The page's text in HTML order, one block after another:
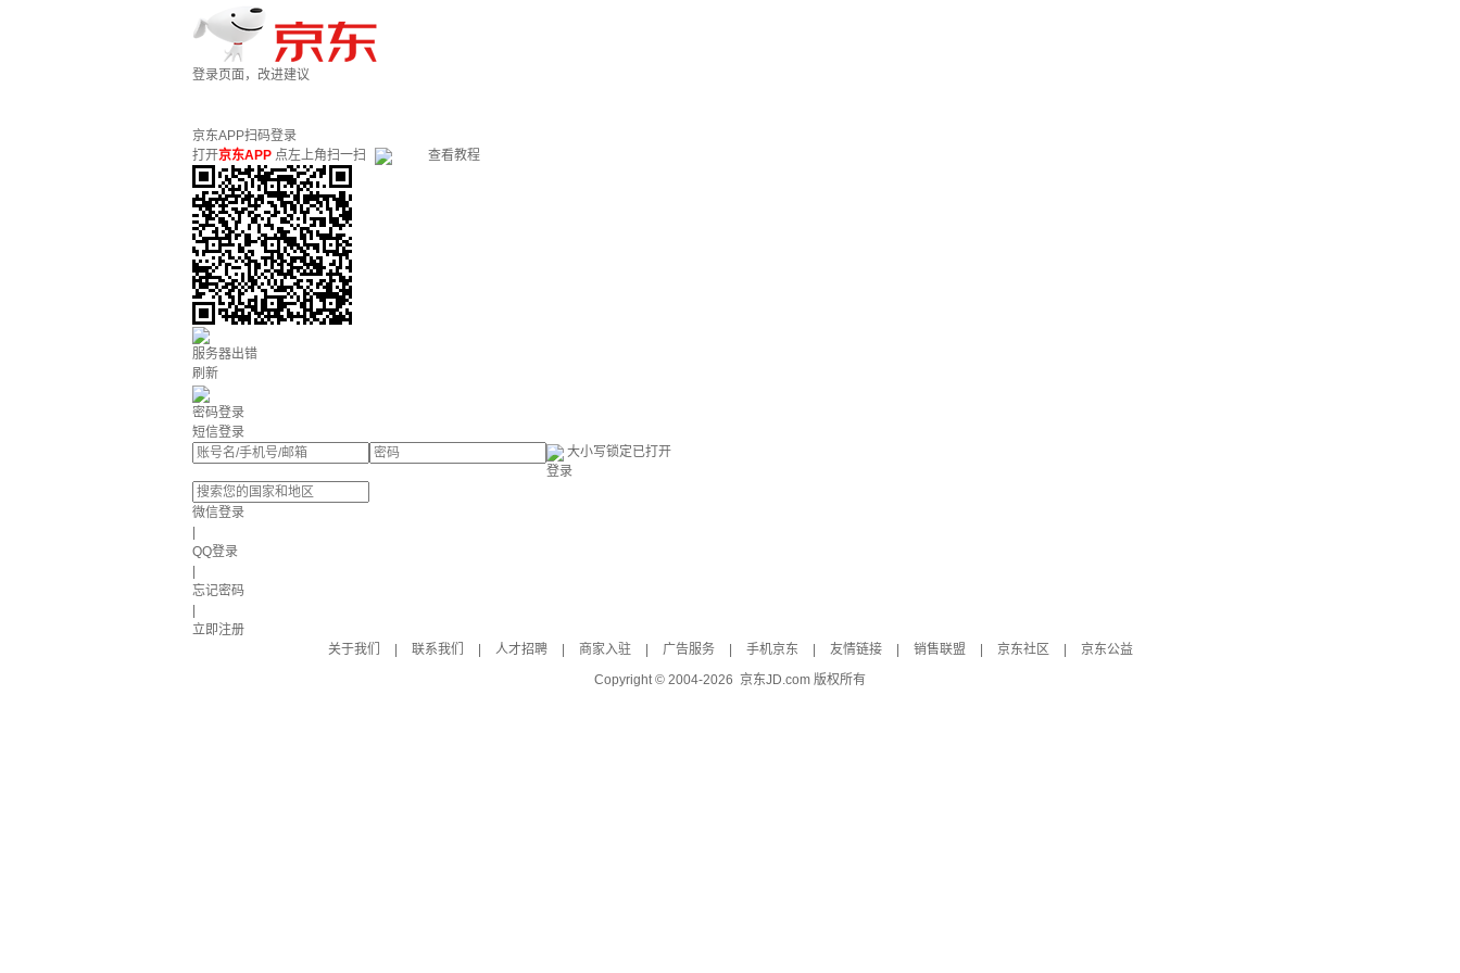
登录页面，改进建议
京东APP扫码登录
打开京东APP 点左上角扫一扫 查看教程
服务器出错
刷新
密码登录
短信登录
大小写锁定已打开
登录
微信登录
QQ登录
忘记密码
立即注册
关于我们
联系我们 人才招聘 商家入驻 广告服务 手机京东 友情链接 销售联盟 京东社区
京东公益
Copyright © 2004-2026 京东JD.com 版权所有